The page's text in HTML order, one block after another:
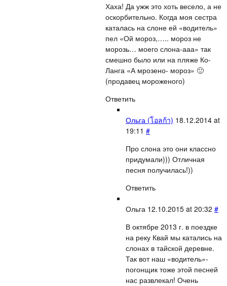
Хаха! Да ужж это хоть весело, а не
оскорбительно. Когда моя сестра
каталась на слоне ей «водитель»
пел «Ой мороз,….. мороз не
морозь… моего слона-ааа» так
смешно было или на пляже Ко-
Ланга «А мрозено- мороз» 🙂
(продавец мороженого)
Ответить
Ольга (โอลก้า) 18.12.2014 at
19:11 #
Про слона это они классно
придумали))) Отличная
песня получилась!))
Ответить
Ольга 12.10.2015 at 20:32 #
В октябре 2013 г. в поездке
на реку Квай мы катались на
слонах в тайской деревне.
Так вот наш «водитель»-
погонщик тоже этой песней
нас развлекал! Очень